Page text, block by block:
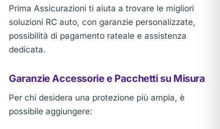
Prima Assicurazioni ti aiuta a trovare le migliori
soluzioni RC auto, con garanzie personalizzate,
possibilità di pagamento rateale e assistenza
dedicata.
Garanzie Accessorie e Pacchetti su Misura
Per chi desidera una protezione più ampia, è
possibile aggiungere: